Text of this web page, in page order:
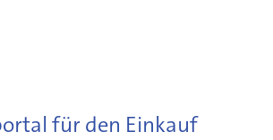
für den Einkauf